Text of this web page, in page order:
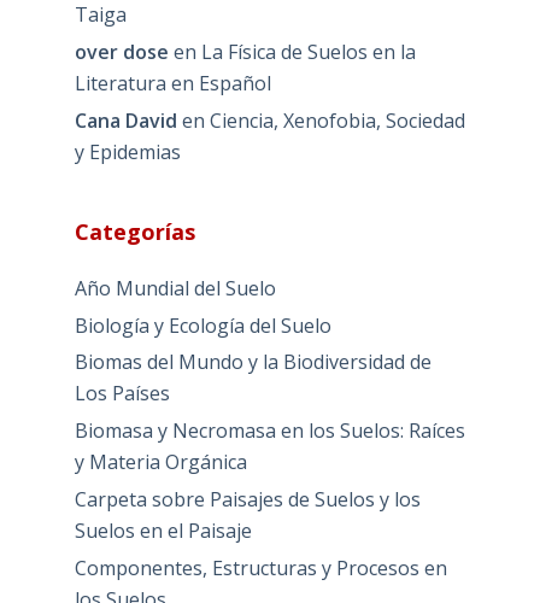
Taiga
over dose en La Física de Suelos en la
Literatura en Español
Cana David en Ciencia, Xenofobia, Sociedad
y Epidemias
Categorías
Año Mundial del Suelo
Biología y Ecología del Suelo
Biomas del Mundo y la Biodiversidad de
Los Países
Biomasa y Necromasa en los Suelos: Raíces
y Materia Orgánica
Carpeta sobre Paisajes de Suelos y los
Suelos en el Paisaje
Componentes, Estructuras y Procesos en